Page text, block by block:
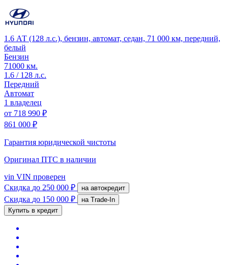
1.6 АТ (128 л.с.), бензин, автомат, седан, 71 000 км, передний,
белый
Бензин
71000 км.
1.6 / 128 л.с.
Передний
Автомат
1 владелец
от 718 990 ₽
861 000 ₽
Гарантия юридической чистоты
Оригинал ПТС в наличии
vin VIN проверен
Скидка до 250 000 ₽ на автокредит
Скидка до 150 000 ₽
на Trade-In
Купить в кредит